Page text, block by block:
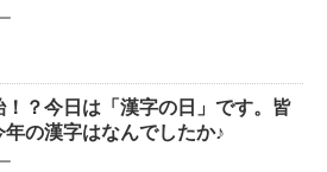
！？今日は「漢字の日」です。皆
年の漢字はなんでしたか♪